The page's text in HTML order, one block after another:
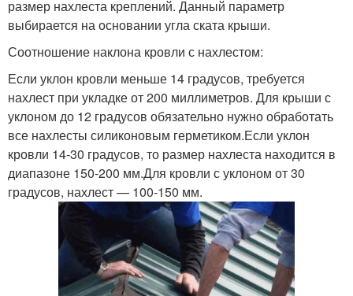
размер нахлеста креплений. Данный параметр
выбирается на основании угла ската крыши.
Соотношение наклона кровли с нахлестом:
Если уклон кровли меньше 14 градусов, требуется
нахлест при укладке от 200 миллиметров. Для крыши с
уклоном до 12 градусов обязательно нужно обработать
все нахлесты силиконовым герметиком.Если уклон
кровли 14-30 градусов, то размер нахлеста находится в
диапазоне 150-200 мм.Для кровли с уклоном от 30
градусов, нахлест — 100-150 мм.